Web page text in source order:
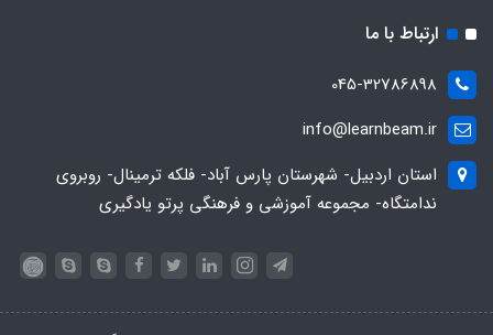
ارتباط با ما
045-32786898
info@learnbeam.ir
استان اردبیل- شهرستان پارس آباد- فلکه ترمینال- روبروی
ندامتگاه- مجموعه آموزشی و فرهنگی پرتو یادگیری